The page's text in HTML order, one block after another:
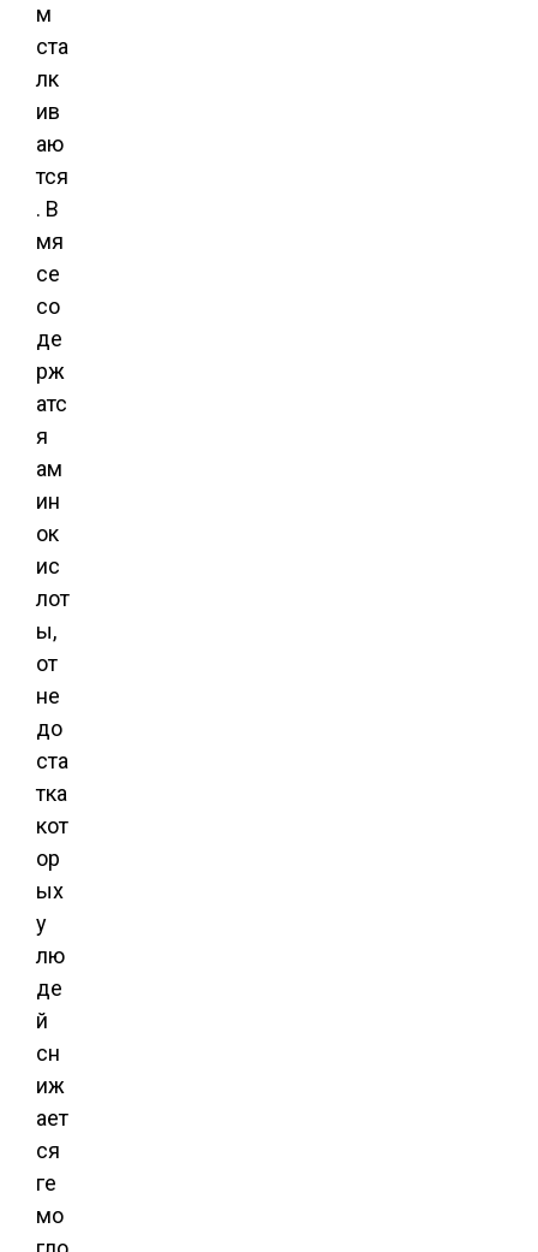
м
ста
лк
ив
аю
тся
. В
мя
се
со
де
рж
атс
я
ам
ин
ок
ис
лот
ы,
от
не
до
ста
тка
кот
ор
ых
у
лю
де
й
сн
иж
ает
ся
ге
мо